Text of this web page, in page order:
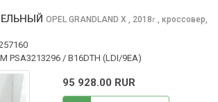
OPEL GRANDLAND X , 2018г., кроссовер,
PSA3213296 / B16DTH (LDI/9EA)
95 928.00 RUR